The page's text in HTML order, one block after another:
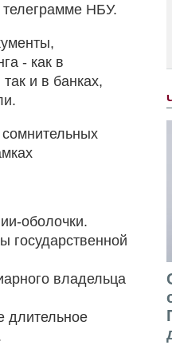
НБУ.
- как в
и в банках,
оболочки.
государственной
владельца
длительное